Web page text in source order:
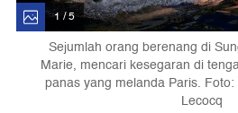
1 / 5
Sejumlah orang berenang di
Marie, mencari kesegaran di
panas yang melanda Paris.
Lecocq